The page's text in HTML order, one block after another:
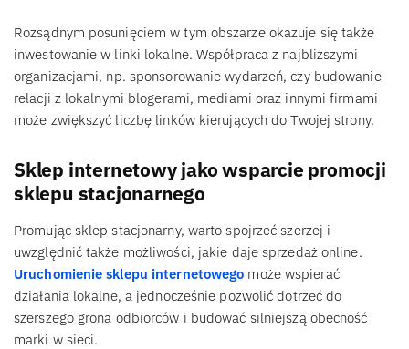
Rozsądnym posunięciem w tym obszarze okazuje się także
inwestowanie w linki lokalne. Współpraca z najbliższymi
organizacjami, np. sponsorowanie wydarzeń, czy budowanie
relacji z lokalnymi blogerami, mediami oraz innymi firmami
może zwiększyć liczbę linków kierujących do Twojej strony.
Sklep internetowy jako wsparcie promocji
sklepu stacjonarnego
Promując sklep stacjonarny, warto spojrzeć szerzej i
uwzględnić także możliwości, jakie daje sprzedaż online.
Uruchomienie sklepu internetowego może wspierać
działania lokalne, a jednocześnie pozwolić dotrzeć do
szerszego grona odbiorców i budować silniejszą obecność
marki w sieci.